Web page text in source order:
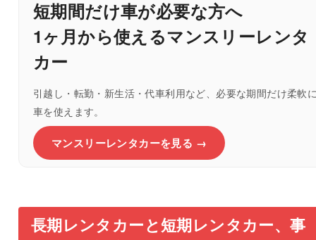
短期間だけ車が必要な方へ
1ヶ月から使えるマンスリーレンタ
カー
引越し・転勤・新生活・代車利用など、必要な期間だけ柔軟
車を使えます。
マンスリーレンタカーを見る →
長期レンタカーと短期レンタカー、事